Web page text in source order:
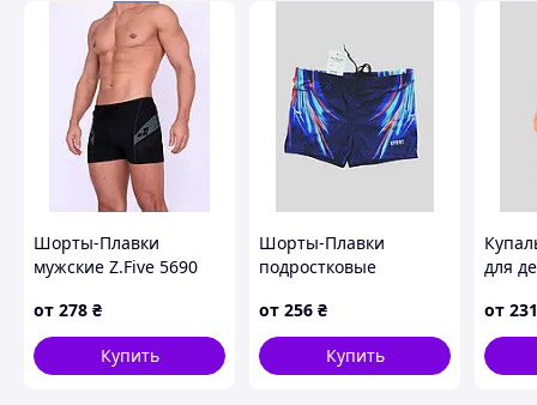
Шорты-Плавки
мужские Z.Five 5690
размеры
от 278 ₴
Купить
Шорты-Плавки
подростковые
красный 42 44 46 48 50
УКР размеры
от 256 ₴
Купить
для
УКР
от 231